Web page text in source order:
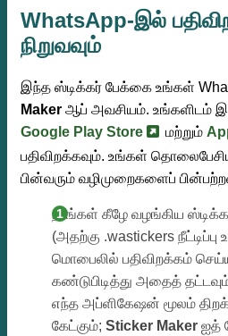
WhatsApp-இல்
நிறுவவும்
இந்த ஸ்டிக்கர் பேக்கை உங்கள்
Maker ஆப் அவசியம். உங்களிடம்
Google Play Store
மற்றும்
பதிவிறக்கவும். உங்கள்
பின்வரும் வழிமுறைகளைப்
நாங்கள் கீழே வழங்கிய
(அதற்கு .wastickers
மொபைலில் பதிவிறக்கம்
கண்டுபிடித்து அதைத்
எந்த அப்ளிகேஷன் மூலம்
கேட்கும்; Sticker Maker ஐத்